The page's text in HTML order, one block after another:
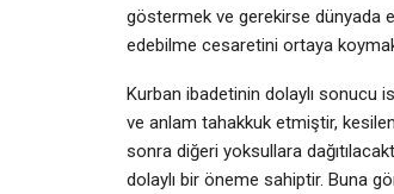
göstermek ve gerekirse dünyada
edebilme cesaretini ortaya
Kurban ibadetinin dolaylı sonucu
ve anlam tahakkuk etmiştir,
sonra diğeri yoksullara
dolaylı bir öneme sahiptir. Buna